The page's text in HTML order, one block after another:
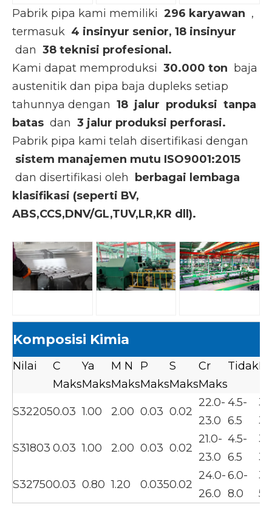
Pabrik pipa kami memiliki 296 karyawan ,
termasuk 4 insinyur senior, 18 insinyur
dan 38 teknisi profesional.
Kami dapat memproduksi 30.000 ton baja
austenitik dan pipa baja dupleks setiap
tahunnya dengan 18 jalur produksi tanpa
batas dan 3 jalur produksi perforasi.
Pabrik pipa kami telah disertifikasi dengan
sistem manajemen mutu ISO9001:2015
dan disertifikasi oleh berbagai lembaga
klasifikasi (seperti BV,
ABS,CCS,DNV/GL,TUV,LR,KR dll).
Komposisi Kimia
Nilai C Ya M N P S Cr Tidak
MaksMaksMaksMaksMaksMaks
S322050.03 1.00 2.00 0.03 0.02
22.0-
23.0
4.5-
6.5
S31803 0.03 1.00 2.00 0.03 0.02
21.0-
23.0
4.5-
6.5
S327500.03 0.80 1.20 0.0350.02
24.0-
26.0
6.0-
8.0